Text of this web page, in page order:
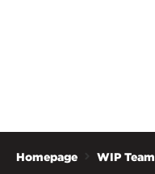
Homepage WIP Team